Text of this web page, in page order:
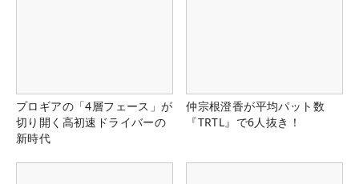
プロギアの「4層フェース」が
切り開く高初速ドライバーの
新時代
仲宗根澄香が平均パット数
『TRTL』で6人抜き！